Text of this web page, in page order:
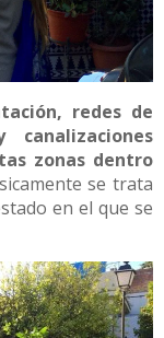
redes de
zonas dentro
se trata
en el que se